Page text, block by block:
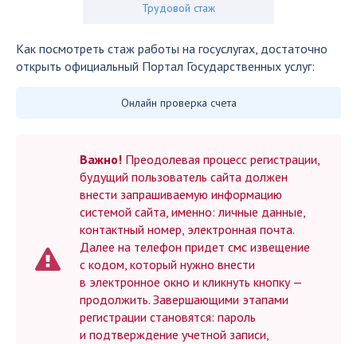
Трудовой стаж
Как посмотреть стаж работы на госуслугах, достаточно
открыть официальный Портал Государственных услуг:
Онлайн проверка счета
Важно! Преодолевая процесс регистрации,
будущий пользователь сайта должен
внести запрашиваемую информацию
системой сайта, именно: личные данные,
контактный номер, электронная почта.
Далее на телефон придет смс извещение
с кодом, который нужно внести
в электронное окно и кликнуть кнопку —
продолжить. Завершающими этапами
регистрации становятся: пароль
и подтверждение учетной записи,